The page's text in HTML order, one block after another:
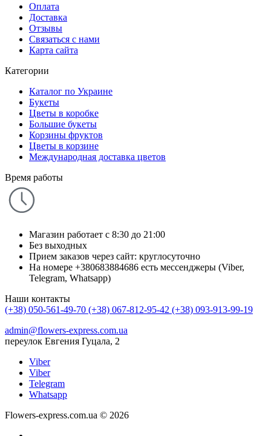
Оплата
Доставка
Отзывы
Связаться с нами
Карта сайта
Категории
Каталог по Украине
Букеты
Цветы в коробке
Большие букеты
Корзины фруктов
Цветы в корзине
Международная доставка цветов
Время работы
Магазин работает с 8:30 до 21:00
Без выходных
Прием заказов через сайт: круглосуточно
На номере +380683884686 есть мессенджеры (Viber,
Telegram, Whatsapp)
Наши контакты
(+38) 050-561-49-70 (+38) 067-812-95-42 (+38) 093-913-99-19
admin@flowers-express.com.ua
переулок Евгения Гуцала, 2
Viber
Viber
Telegram
Whatsapp
Flowers-express.com.ua © 2026